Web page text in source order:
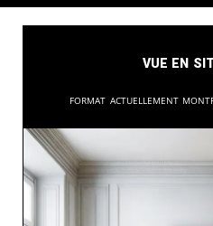
Vue en
Format actuellement